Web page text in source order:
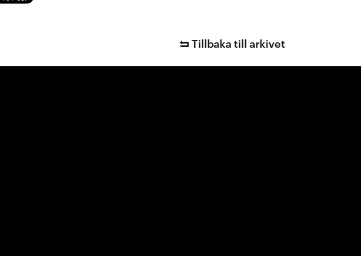
Tillbaka till arkivet